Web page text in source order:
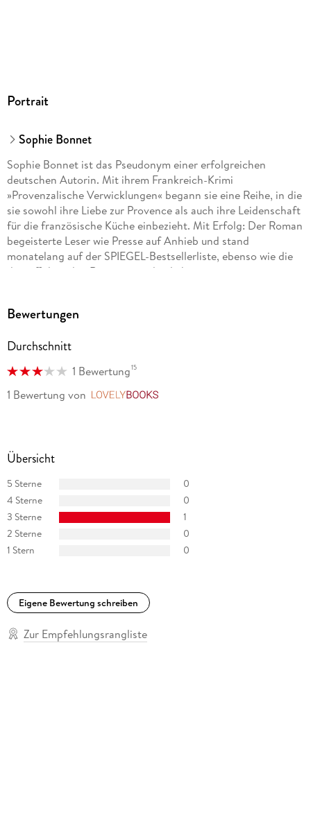
Portrait
Sophie Bonnet
Sophie Bonnet ist das Pseudonym einer erfolgreichen
deutschen Autorin. Mit ihrem Frankreich-Krimi
»Provenzalische Verwicklungen« begann sie eine Reihe, in die
sie sowohl ihre Liebe zur Provence als auch ihre Leidenschaft
für die französische Küche einbezieht. Mit Erfolg: Der Roman
begeisterte Leser wie Presse auf Anhieb und stand
monatelang auf der SPIEGEL-Bestsellerliste, ebenso wie die
darauffolgenden Romane um den liebenswerten
Bewertungen
Durchschnitt
1 Bewertung15
1 Bewertung von
Übersicht
5 Sterne
0
4 Sterne
0
3 Sterne
1
2 Sterne
0
1 Stern
0
Eigene Bewertung schreiben
Zur Empfehlungsrangliste